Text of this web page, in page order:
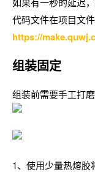
代码文件在项目文
https://
组装固定
组装前需要手工打
1、使用少量热熔胶